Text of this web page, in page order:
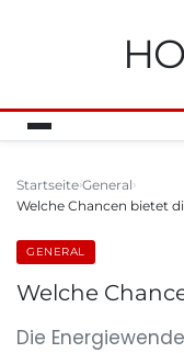
Startseite General
Welche Chancen bietet
GENERAL
Welche
Die